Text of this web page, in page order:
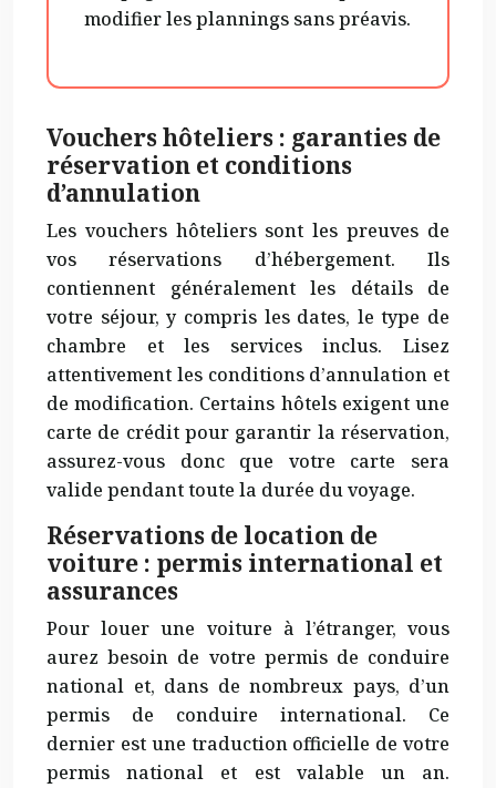
modifier les plannings sans préavis.
Vouchers hôteliers : garanties de
réservation et conditions
d’annulation
Les vouchers hôteliers sont les preuves de
vos réservations d’hébergement. Ils
contiennent généralement les détails de
votre séjour, y compris les dates, le type de
chambre et les services inclus. Lisez
attentivement les conditions d’annulation et
de modification. Certains hôtels exigent une
carte de crédit pour garantir la réservation,
assurez-vous donc que votre carte sera
valide pendant toute la durée du voyage.
Réservations de location de
voiture : permis international et
assurances
Pour louer une voiture à l’étranger, vous
aurez besoin de votre permis de conduire
national et, dans de nombreux pays, d’un
permis de conduire international. Ce
dernier est une traduction officielle de votre
permis national et est valable un an.